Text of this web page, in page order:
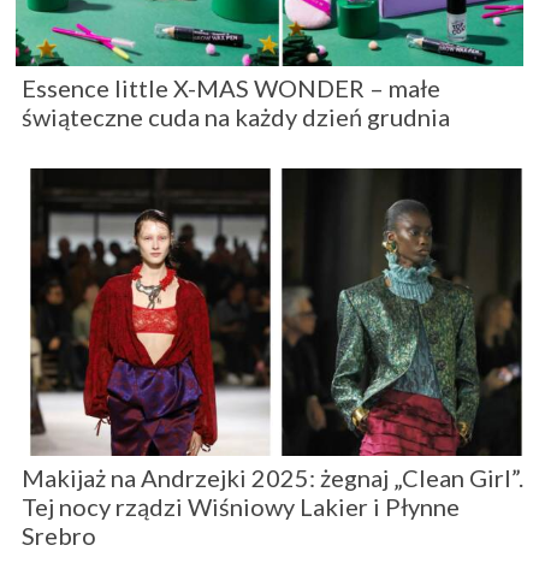
Essence little X-MAS WONDER – małe
świąteczne cuda na każdy dzień grudnia
Makijaż na Andrzejki 2025: żegnaj „Clean Girl”.
Tej nocy rządzi Wiśniowy Lakier i Płynne
Srebro